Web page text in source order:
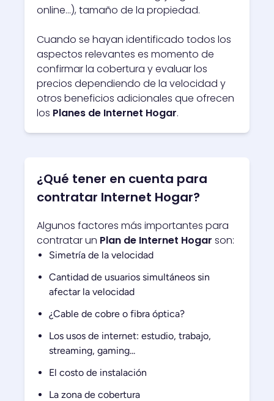
online...), tamaño de la propiedad.
Cuando se hayan identificado todos los
aspectos relevantes es momento de
confirmar la cobertura y evaluar los
precios dependiendo de la velocidad y
otros beneficios adicionales que ofrecen
los Planes de Internet Hogar.
¿Qué tener en cuenta para
contratar Internet Hogar?
Algunos factores más importantes para
contratar un Plan de Internet Hogar son:
Simetría de la velocidad
Cantidad de usuarios simultáneos sin
afectar la velocidad
¿Cable de cobre o fibra óptica?
Los usos de internet: estudio, trabajo,
streaming, gaming...
El costo de instalación
La zona de cobertura